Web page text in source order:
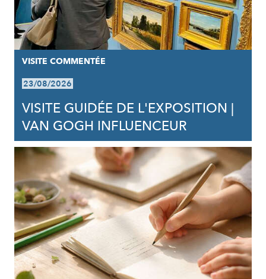
VISITE COMMENTÉE
23/08/2026
VISITE GUIDÉE DE L'EXPOSITION |
VAN GOGH INFLUENCEUR